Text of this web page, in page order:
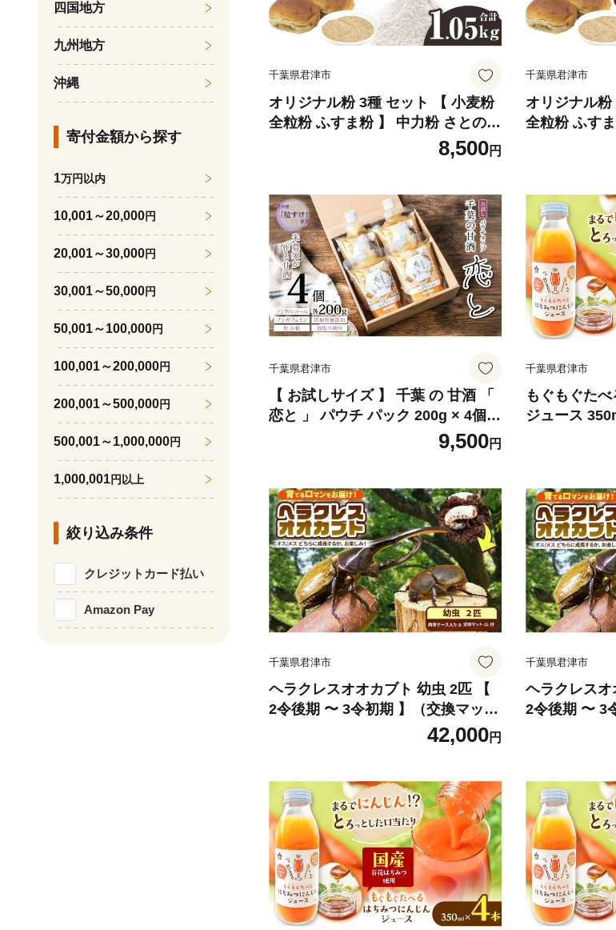
千葉県君津市
オリジナル粉 3種 セット 【 小麦粉
全粒粉 ふすま粉 】 中力粉 さとのそ
ら 100％ 計 約1.05㎏ | 胚芽 小麦 こ
むぎ 小分け 手作り パン お菓子作り
8,500円
千葉県君津市
オリジナル
全粒粉 ふす
さとのそら
小麦 こむぎ
市
千葉県君津市
【 お試しサイズ 】 千葉 の 甘酒 「
恋と 」 パウチ パック 200g × 4個 |
穴太商店 あのうしょうてん 飲み切
りサイズ 腸内改善 調味料 米 こめ
ノンアルコール ノンカフェイン 添
加物無添加 無加糖 食塩不使用 千葉
県 君津市 きみつ
9,500円
千葉県君津市
もぐもぐた
ジュース
6本｜国産蜂
添加 野菜ジ
物｜千葉県
千葉県君津市
ヘラクレスオオカブト 幼虫 2匹 【
2令後期 〜 3令初期 】（交換マッ
ス カブトムシ かぶとむし カブトム
体 マット付 昆虫 自由研究 観察 飼
育 にんにく農園君津 千葉 君津市 き
みつ
42,000円
千葉県君津市
ヘラクレス
2令後期 〜 3
ス カブトム
体 マット付
育 にんにく
みつ
四国地方
九州地方
沖縄
寄付金額から探す
1万円以内
10,001～20,000円
20,001～30,000円
30,001～50,000円
50,001～100,000円
100,001～200,000円
200,001～500,000円
500,001～1,000,000円
1,000,001円以上
絞り込み条件
クレジットカード払い
Amazon Pay